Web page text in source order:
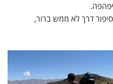
דרך לא ממש ברור,